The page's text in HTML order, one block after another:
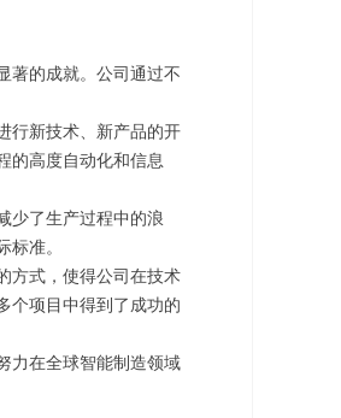
著的成就。公司通过不
行新技术、新产品的开
的高度自动化和信息
少了生产过程中的浪
准。
方式，使得公司在技术
个项目中得到了成功的
力在全球智能制造领域